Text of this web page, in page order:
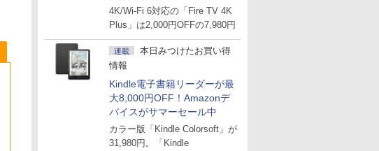
4K/Wi-Fi 6対応の「Fire TV 4K
Plus」は2,000円OFFの7,980円
連載
本日みつけたお買い得
情報
Kindle電子書籍リーダーが最
大8,000円OFF！Amazonデ
バイスがサマーセール中
カラー版「Kindle Colorsoft」が
31,980円。「Kindle